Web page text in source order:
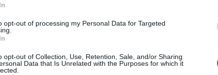
opt-out of processing my Personal Data for Targeted
opt-out of Collection, Use, Retention, Sale, and/or Sharing
Data that Is Unrelated with the Purposes for which it
temperatūra dar sieks 30 laipsnių